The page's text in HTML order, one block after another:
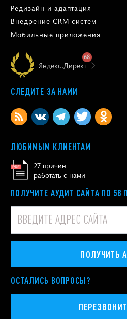
Редизайн и адаптация
Внедрение CRM систем
Мобильные приложения
Яндекс.Директ
68
СЛЕДИТЕ ЗА НАМИ
ЛЮБИМЫМ КЛИЕНТАМ
27 причин
работать с нами
ПОЛУЧИТЕ АУДИТ САЙТА ПО 58
ПОЛУЧИТЬ
ОСТАЛИСЬ ВОПРОСЫ?